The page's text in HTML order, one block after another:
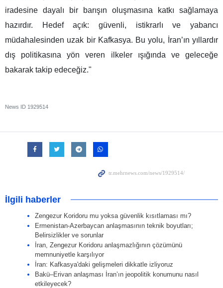
iradesine dayalı bir barışın oluşmasına katkı sağlamaya
hazırdır. Hedef açık: güvenli, istikrarlı ve yabancı
müdahalesinden uzak bir Kafkasya. Bu yolu, İran’ın yıllardır
dış politikasına yön veren ilkeler ışığında ve geleceğe
bakarak takip edeceğiz."
News ID 1929514
İlgili haberler
Zengezur Koridoru mu yoksa güvenlik kısıtlaması mı?
Ermenistan-Azerbaycan anlaşmasının teknik boyutları;
Belirsizlikler ve sorunlar
İran, Zengezur Koridoru anlaşmazlığının çözümünü
memnuniyetle karşılıyor
İran: Kafkasya'daki gelişmeleri dikkatle izliyoruz
Bakü–Erivan anlaşması İran’ın jeopolitik konumunu nasıl
etkileyecek?